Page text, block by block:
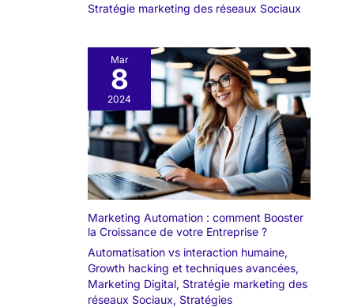
Stratégie marketing des réseaux Sociaux
Mar
8
2024
Marketing Automation : comment Booster
la Croissance de votre Entreprise ?
Automatisation vs interaction humaine,
Growth hacking et techniques avancées,
Marketing Digital, Stratégie marketing des
réseaux Sociaux, Stratégies